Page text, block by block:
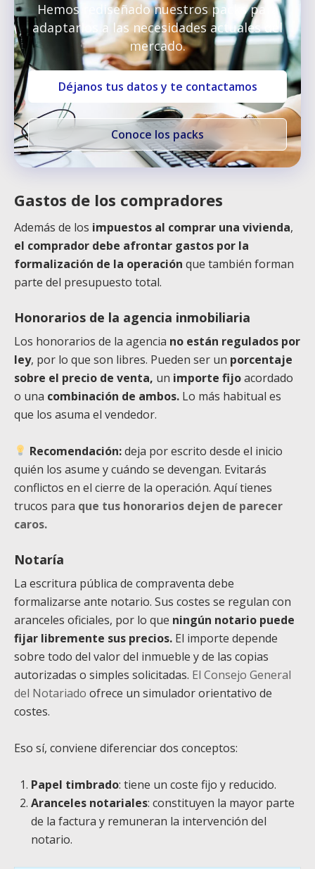
Hemos rediseñado nuestros packs para
adaptarlos a las necesidades actuales del
mercado.
Déjanos tus datos y te contactamos
Conoce los packs
Gastos de los compradores
Además de los impuestos al comprar una vivienda,
el comprador debe afrontar gastos por la
formalización de la operación que también forman
parte del presupuesto total.
Honorarios de la agencia inmobiliaria
Los honorarios de la agencia no están regulados por
ley, por lo que son libres. Pueden ser un porcentaje
sobre el precio de venta, un importe fijoacordado
o una combinación de ambos. Lo más habitual es
que los asuma el vendedor.
Recomendación:deja por escrito desde el inicio
quién los asume y cuándo se devengan. Evitarás
conflictos en el cierre de la operación. Aquí tienes
trucos para que tus honorarios dejen de parecer
caros.
Notaría
La escritura pública de compraventa debe
formalizarse ante notario. Sus costes se regulan con
aranceles oficiales, por lo que ningún notario puede
fijar libremente sus precios. El importe depende
sobre todo del valor del inmueble y de las copias
autorizadas o simples solicitadas. El Consejo General
del Notariado ofrece un simulador orientativo de
costes.
Eso sí, conviene diferenciar dos conceptos:
Papel timbrado: tiene un coste fijo y reducido.
Aranceles notariales: constituyen la mayor parte
de la factura y remuneran la intervención del
notario.